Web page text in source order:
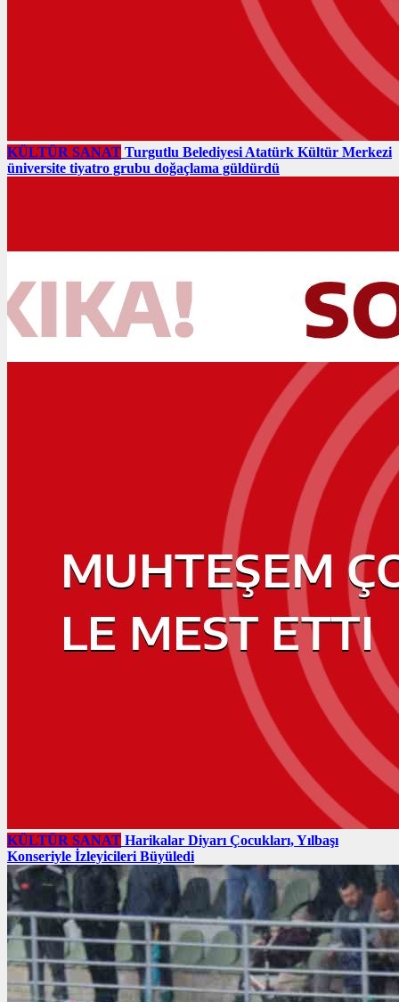
KÜLTÜR SANAT Turgutlu Belediyesi Atatürk Kültür Merkezi
üniversite tiyatro grubu doğaçlama güldürdü
KÜLTÜR SANAT Harikalar Diyarı Çocukları, Yılbaşı
Konseriyle İzleyicileri Büyüledi